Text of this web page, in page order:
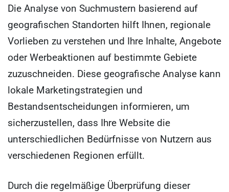
Die Analyse von Suchmustern basierend auf
geografischen Standorten hilft Ihnen, regionale
Vorlieben zu verstehen und Ihre Inhalte, Angebote
oder Werbeaktionen auf bestimmte Gebiete
zuzuschneiden. Diese geografische Analyse kann
lokale Marketingstrategien und
Bestandsentscheidungen informieren, um
sicherzustellen, dass Ihre Website die
unterschiedlichen Bedürfnisse von Nutzern aus
verschiedenen Regionen erfüllt.
Durch die regelmäßige Überprüfung dieser